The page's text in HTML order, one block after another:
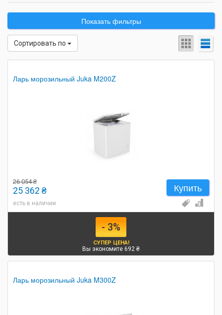
Показать фильтры
Сортировать по
Ларь морозильный Juka M200Z
Купить
26 054 ₴
25 362 ₴
есть в наличии
- 3%
СУПЕР ЦЕНА!
Вы экономите 692 ₴
Ларь морозильный Juka M300Z